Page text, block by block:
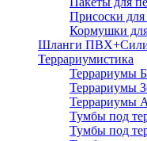
Присоски для
Кормушки
Шланги
Террариумистика
Террариумы
Террариумы
Террариумы
Тумбы под
Тумбы под